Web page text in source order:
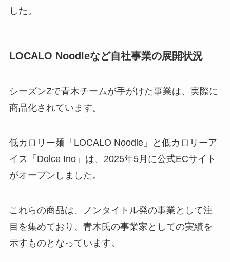
した。
LOCALO Noodleなど自社事業の展開状況
シーズンZで青木チームが手がけた事業は、実際に
商品化されています。
低カロリー麺「LOCALO Noodle」と低カロリーア
イス「Dolce Ino」は、2025年5月に公式ECサイト
がオープンしました。
これらの商品は、ノンタイトル発の事業として注
目を集めており、青木氏の事業家としての実績を
示すものとなっています。